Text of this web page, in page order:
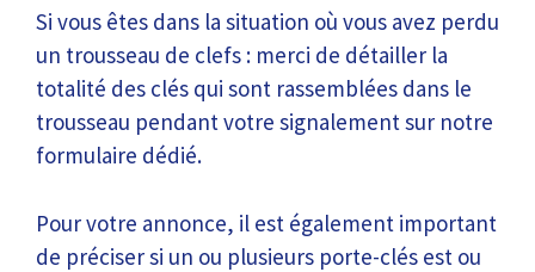
Si vous êtes dans la situation où vous avez perdu
un trousseau de clefs : merci de détailler la
totalité des clés qui sont rassemblées dans le
trousseau pendant votre signalement sur notre
formulaire dédié.
Pour votre annonce, il est également important
de préciser si un ou plusieurs porte-clés est ou